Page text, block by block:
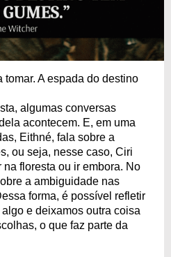
tomar. A espada do destino
algumas conversas
acontecem. E, em uma
Eithné, fala sobre a
ou seja, nesse caso, Ciri
floresta ou ir embora. No
a ambiguidade nas
forma, é possível refletir
e deixamos outra coisa
o que faz parte da